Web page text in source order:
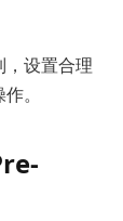
，设置合理
。